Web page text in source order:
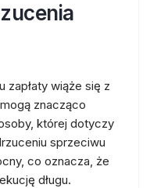
zapłaty wiąże się z
znacząco
której dotyczy
sprzeciwu
co oznacza, że
długu.